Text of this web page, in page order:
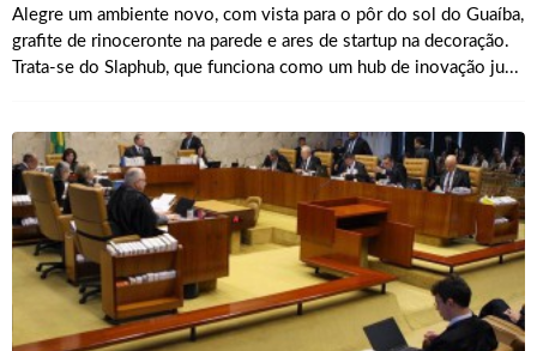
Alegre um ambiente novo, com vista para o pôr do sol do Guaíba,
grafite de rinoceronte na parede e ares de startup na decoração.
Trata-se do Slaphub, que funciona como um hub de inovação ju...